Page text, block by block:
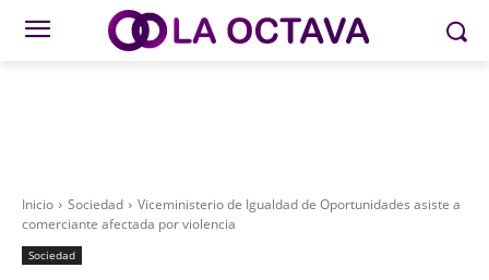
Inicio Sociedad
Viceministerio de Igualdad de Oportunidades asiste a
comerciante afectada por violencia
Sociedad